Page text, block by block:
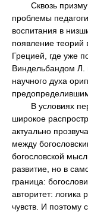
Сквозь призму
проблемы
воспитания в
появление теорий
Грецией, где уже
Виндельбандом Л.
научного духа
В условиях
широкое
актуально
между
богословской
развитие, но в
граница:
авторитет: логика
чувств. И поэтому